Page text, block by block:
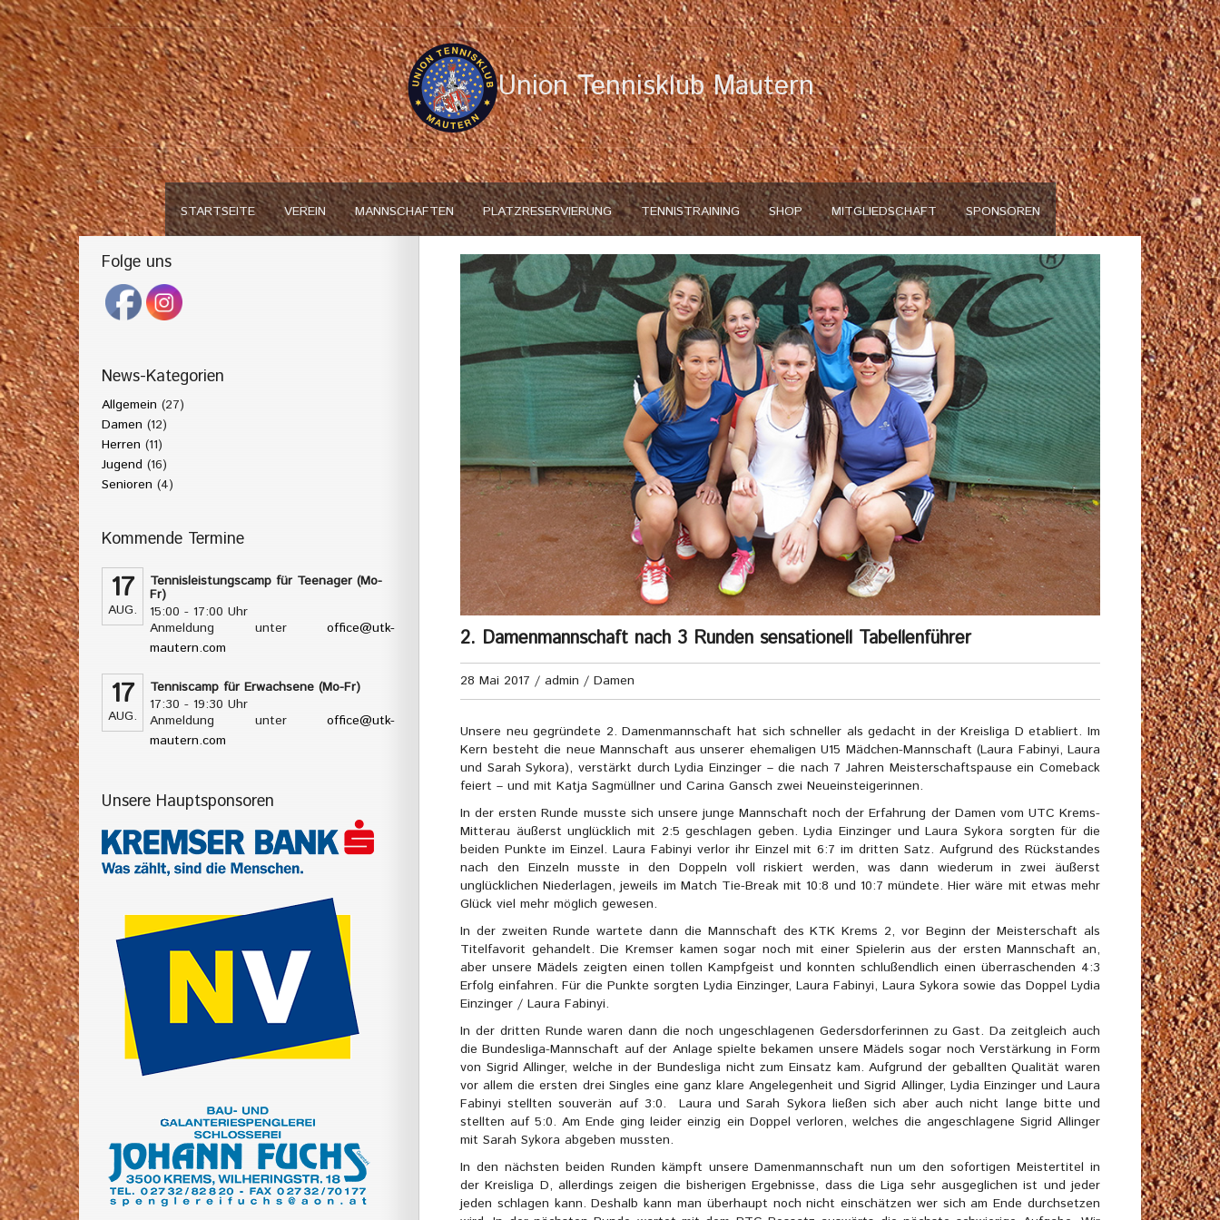
Union Tennisklub Mautern
STARTSEITE VEREIN MANNSCHAFTEN PLATZRESERVIERUNG TENNISTRAINING SHOP MITGLIEDSCHAFT SPONSOREN
Folge uns
News-Kategorien
Allgemein (27)
Damen (12)
Herren (11)
Jugend (16)
Senioren (4)
Kommende Termine
17
AUG.
Tennisleistungscamp für Teenager (Mo-
Fr)
15:00 - 17:00 Uhr
Anmeldung unter office@utk-
mautern.com
17
AUG.
Tenniscamp für Erwachsene (Mo-Fr)
17:30 - 19:30 Uhr
Anmeldung unter office@utk-
mautern.com
Unsere Hauptsponsoren
2. Damenmannschaft nach 3 Runden sensationell Tabellenführer
28 Mai 2017 / admin / Damen
Unsere neu gegründete 2. Damenmannschaft hat sich schneller als gedacht in der Kreisliga D etabliert. Im
Kern besteht die neue Mannschaft aus unserer ehemaligen U15 Mädchen-Mannschaft (Laura Fabinyi, Laura
und Sarah Sykora), verstärkt durch Lydia Einzinger – die nach 7 Jahren Meisterschaftspause ein Comeback
feiert – und mit Katja Sagmüllner und Carina Gansch zwei Neueinsteigerinnen.
In der ersten Runde musste sich unsere junge Mannschaft noch der Erfahrung der Damen vom UTC Krems-
Mitterau äußerst unglücklich mit 2:5 geschlagen geben. Lydia Einzinger und Laura Sykora sorgten für die
beiden Punkte im Einzel. Laura Fabinyi verlor ihr Einzel mit 6:7 im dritten Satz. Aufgrund des Rückstandes
nach den Einzeln musste in den Doppeln voll riskiert werden, was dann wiederum in zwei äußerst
unglücklichen Niederlagen, jeweils im Match Tie-Break mit 10:8 und 10:7 mündete. Hier wäre mit etwas mehr
Glück viel mehr möglich gewesen.
In der zweiten Runde wartete dann die Mannschaft des KTK Krems 2, vor Beginn der Meisterschaft als
Titelfavorit gehandelt. Die Kremser kamen sogar noch mit einer Spielerin aus der ersten Mannschaft an,
aber unsere Mädels zeigten einen tollen Kampfgeist und konnten schlußendlich einen überraschenden 4:3
Erfolg einfahren. Für die Punkte sorgten Lydia Einzinger, Laura Fabinyi, Laura Sykora sowie das Doppel Lydia
Einzinger / Laura Fabinyi.
In der dritten Runde waren dann die noch ungeschlagenen Gedersdorferinnen zu Gast. Da zeitgleich auch
die Bundesliga-Mannschaft auf der Anlage spielte bekamen unsere Mädels sogar noch Verstärkung in Form
von Sigrid Allinger, welche in der Bundesliga nicht zum Einsatz kam. Aufgrund der geballten Qualität waren
vor allem die ersten drei Singles eine ganz klare Angelegenheit und Sigrid Allinger, Lydia Einzinger und Laura
Fabinyi stellten souverän auf 3:0. Laura und Sarah Sykora ließen sich aber auch nicht lange bitte und
stellten auf 5:0. Am Ende ging leider einzig ein Doppel verloren, welches die angeschlagene Sigrid Allinger
mit Sarah Sykora abgeben mussten.
In den nächsten beiden Runden kämpft unsere Damenmannschaft nun um den sofortigen Meistertitel in
der Kreisliga D, allerdings zeigen die bisherigen Ergebnisse, dass die Liga sehr ausgeglichen ist und jeder
jeden schlagen kann. Deshalb kann man überhaupt noch nicht einschätzen wer sich am Ende durchsetzen